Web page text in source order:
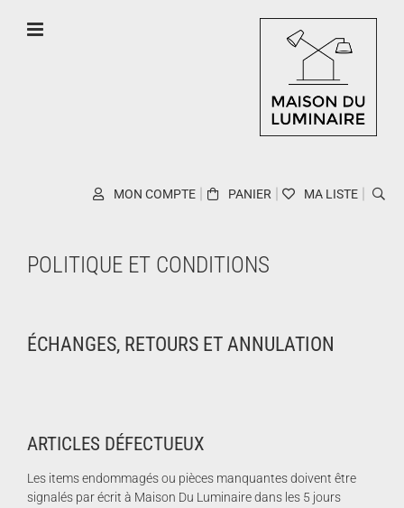
MON COMPTE PANIER MA LISTE
POLITIQUE ET CONDITIONS
ÉCHANGES, RETOURS ET ANNULATION
ARTICLES DÉFECTUEUX
Les items endommagés ou pièces manquantes doivent être
signalés par écrit à Maison Du Luminaire dans les 5 jours